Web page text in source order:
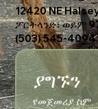
ያግኙን
የመጀመሪያ ስም
12420 NE
ፖርትላንድ፣ ወይም
(503) 545-4094